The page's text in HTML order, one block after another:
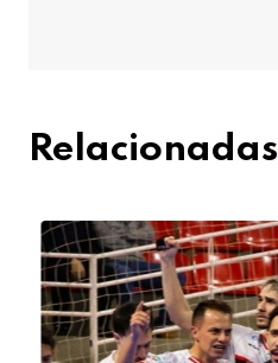
Relacionadas